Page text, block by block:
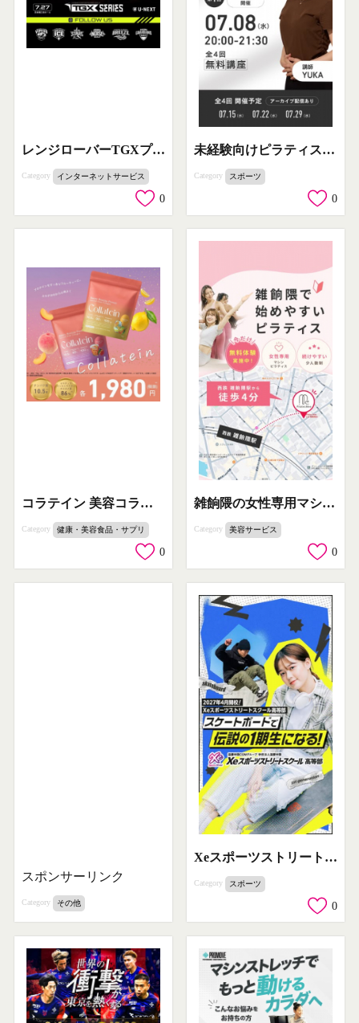
レンジローバーTGXプロゴルフ招待
Category インターネットサービス
0
未経験向けピラティス講師養成オンライン講座
Category スポーツ
0
コラテイン 美容コラーゲンプロテイン（フルーツ風味・美容サプリ）
Category 健康・美容食品・サプリ
0
雑餉隈の女性専用マシンピラティス教室
Category 美容サービス
0
スポンサーリンク
Category その他
Xeスポーツストリートスクール 高等部（スケートボード高校開校）
Category スポーツ
0